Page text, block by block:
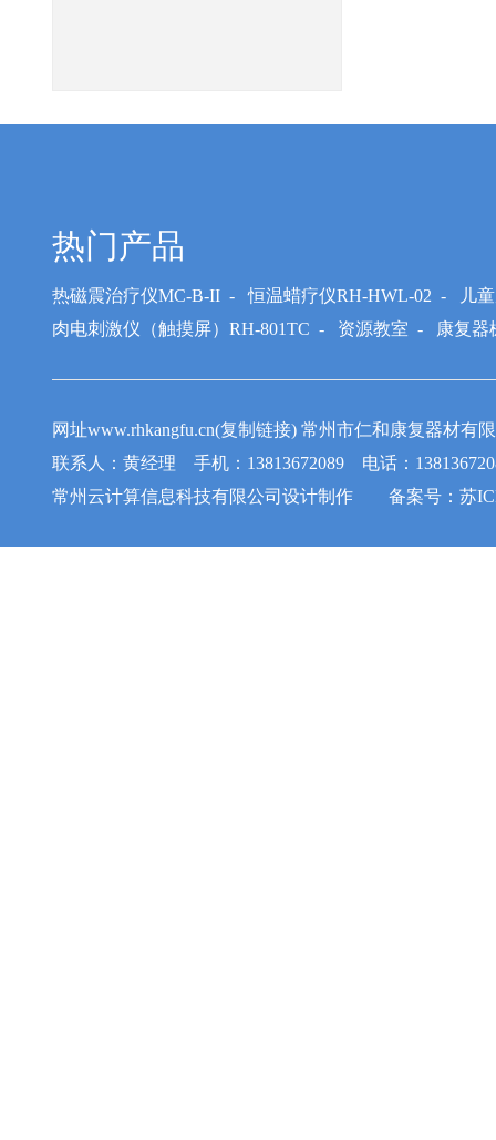
热门产品
热磁震治疗仪MC-B-II-恒温蜡疗仪RH-HWL-02 -
儿
肉电刺激仪（触摸屏）RH-801TC - 资源教室 - 康复器
网址www.rhkangfu.cn(复制链接) 常州市仁和康复器材
联系人：黄经理 手机：13813672089 电话：
常州云计算信息科技有限公司 设计制作 备案号： 苏